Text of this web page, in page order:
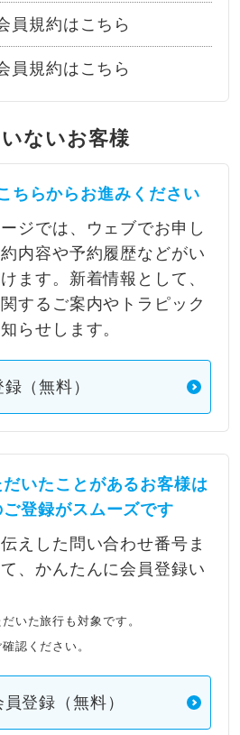
員規約はこちら
員規約はこちら
ないお客様
ちらからお進みください
ジでは、ウェブでお申し
内容や予約履歴などがい
ます。新着情報として、
するご案内やトラピック
らせします。
（無料）
いたことがあるお客様は
登録がスムーズです
えした問い合わせ番号ま
、かんたんに会員登録い
いた旅行も対象です。
認ください。
登録（無料）